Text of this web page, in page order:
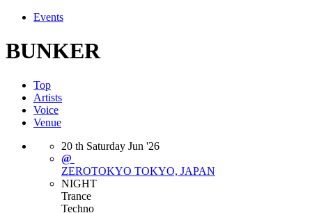
Events
BUNKER
Top
Artists
Voice
Venue
20 th Saturday Jun '26
@
ZEROTOKYO TOKYO, JAPAN
NIGHT
Trance
Techno